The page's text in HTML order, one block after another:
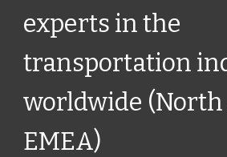
experts in the
transportation
worldwide
EMEA)